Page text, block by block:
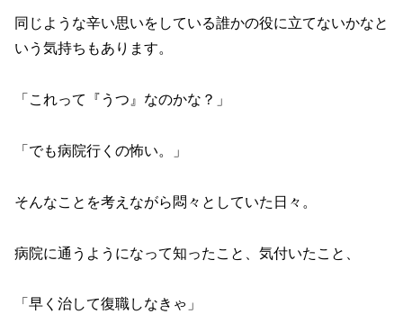
同じような辛い思いをしている誰かの役に立てないかなと
いう気持ちもあります。
「これって『うつ』なのかな？」
「でも病院行くの怖い。」
そんなことを考えながら悶々としていた日々。
病院に通うようになって知ったこと、気付いたこと、
「早く治して復職しなきゃ」